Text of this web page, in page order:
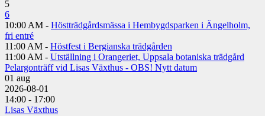
5
6
10:00 AM - Höstträdgårdsmässa i Hembygdsparken i Ängelholm,
fri entré
11:00 AM - Höstfest i Bergianska trädgården
11:00 AM - Utställning i Orangeriet, Uppsala botaniska trädgård
Pelargonträff vid Lisas Växthus - OBS! Nytt datum
01 aug
2026-08-01
14:00 - 17:00
Lisas Växthus